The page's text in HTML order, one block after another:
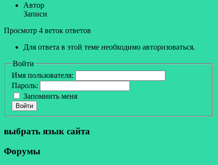
Автор
Записи
Просмотр 4 веток ответов
Для ответа в этой теме необходимо авторизоваться.
Войти
Имя пользователя:
Пароль:
Запомнить меня
Войти
выбрать язык сайта
Форумы